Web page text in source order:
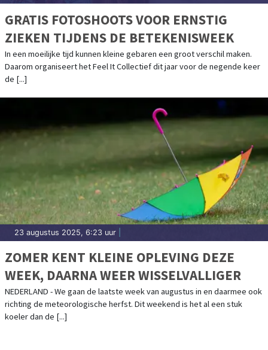
GRATIS FOTOSHOOTS VOOR ERNSTIG
ZIEKEN TIJDENS DE BETEKENISWEEK
In een moeilijke tijd kunnen kleine gebaren een groot verschil maken.
Daarom organiseert het Feel It Collectief dit jaar voor de negende keer
de [...]
23 augustus 2025, 6:23 uur
ZOMER KENT KLEINE OPLEVING DEZE
WEEK, DAARNA WEER WISSELVALLIGER
NEDERLAND - We gaan de laatste week van augustus in en daarmee ook
richting de meteorologische herfst. Dit weekend is het al een stuk
koeler dan de [...]